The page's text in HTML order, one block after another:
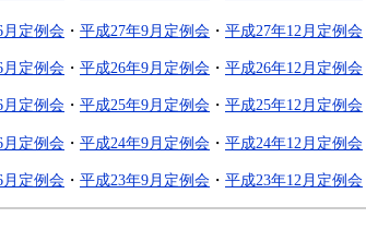
月定例会 ・ 平成27年9月定例会 ・ 平成27年12月定例会
月定例会 ・ 平成26年9月定例会 ・ 平成26年12月定例会
月定例会 ・ 平成25年9月定例会 ・ 平成25年12月定例会
月定例会 ・ 平成24年9月定例会 ・ 平成24年12月定例会
月定例会 ・ 平成23年9月定例会 ・ 平成23年12月定例会